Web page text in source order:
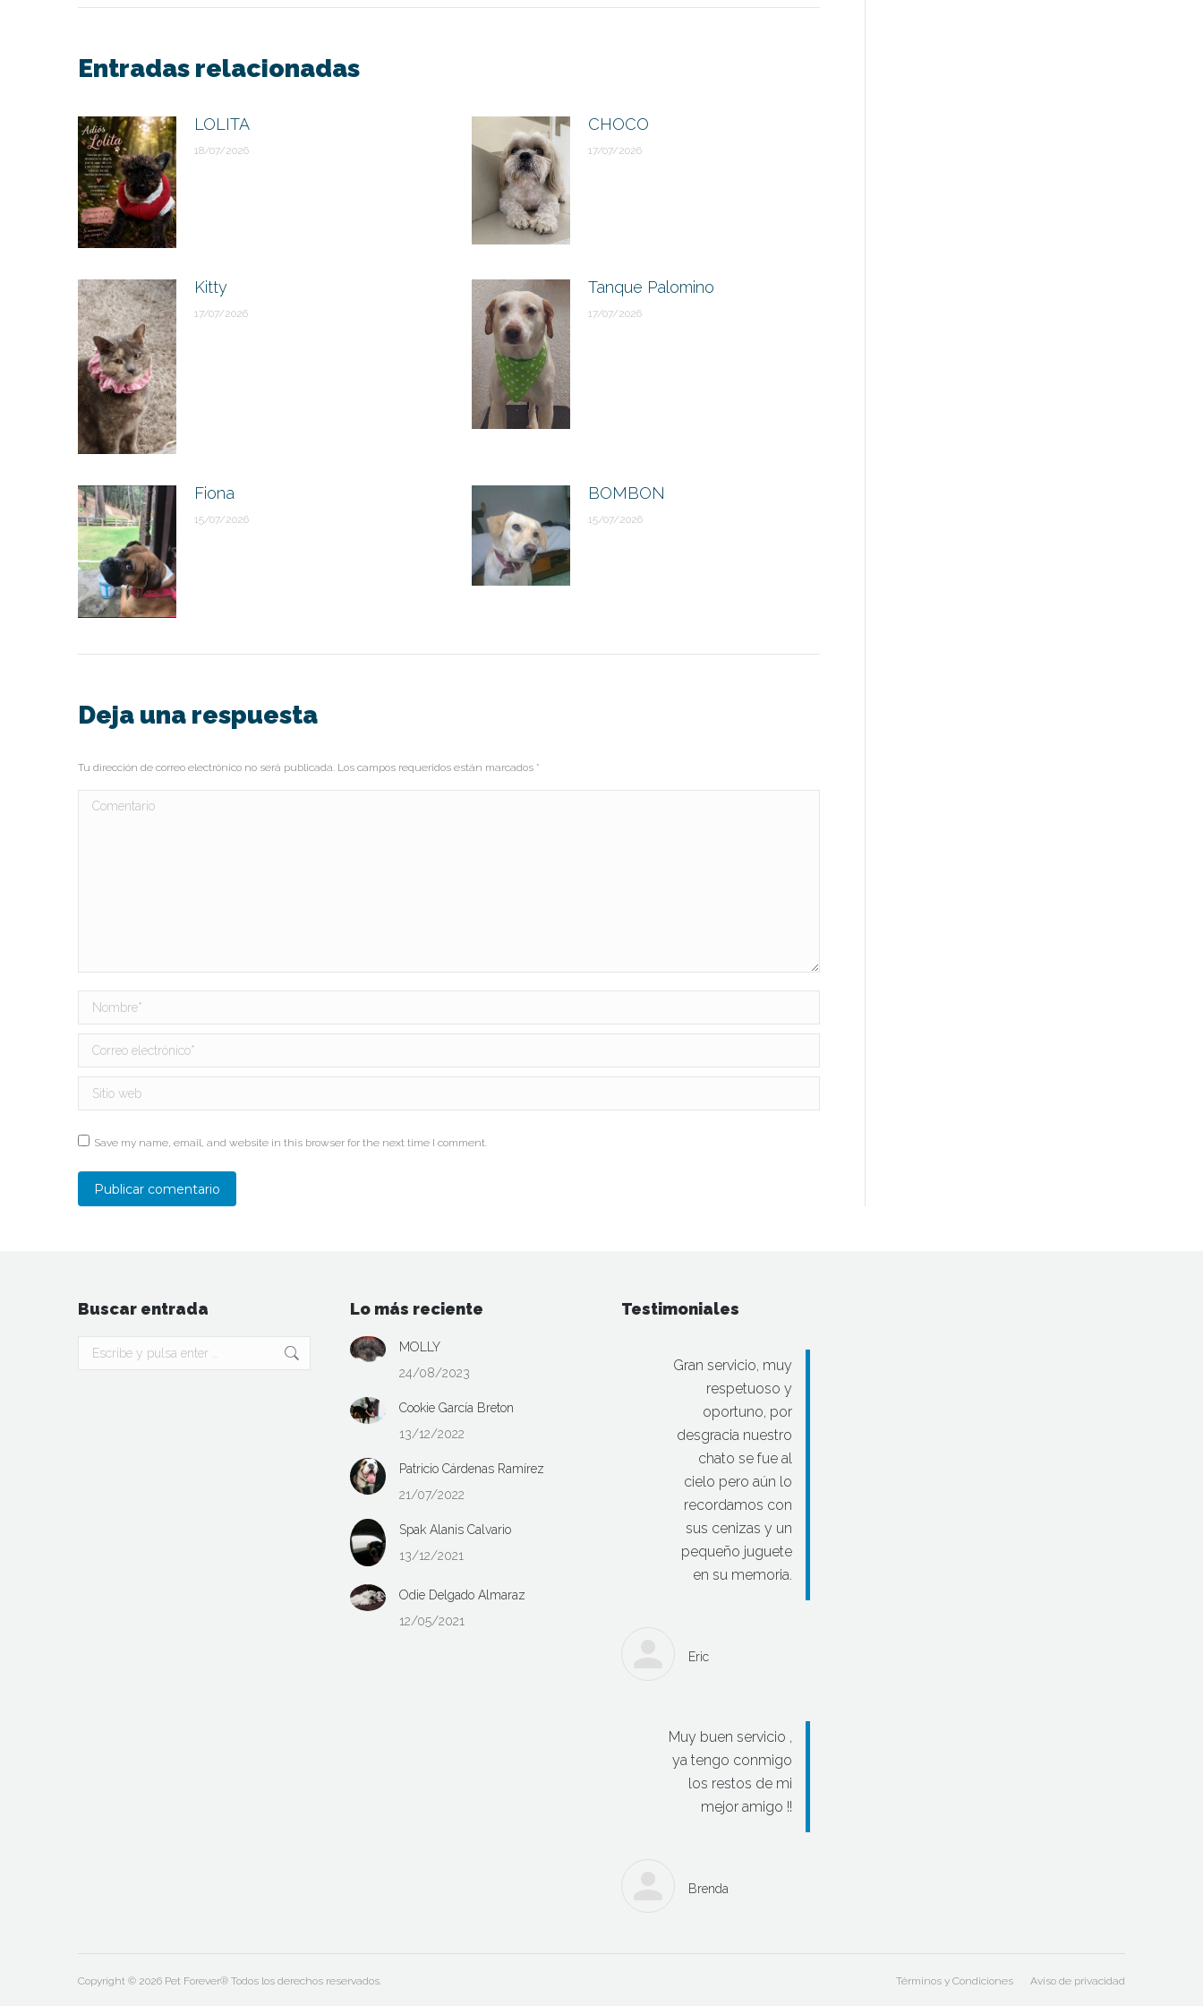
publicaciones
Entradas relacionadas
LOLITA
18/07/2026
CHOCO
17/07/2026
Kitty
17/07/2026
Tanque Palomino
17/07/2026
Fiona
15/07/2026
BOMBON
15/07/2026
Deja una respuesta
Tu dirección de correo electrónico no será publicada. Los campos requeridos están marcados *
Comentario
Nombre *
Correo electrónico *
Sitio web
Save my name, email, and website in this browser for the next time I comment.
Publicar comentario
Buscar entrada
Buscar:
Lo más reciente
MOLLY
24/08/2023
Cookie García Breton
13/12/2022
Patricio Cárdenas Ramírez
21/07/2022
Spak Alanis Calvario
13/12/2021
Odie Delgado Almaraz
12/05/2021
Testimoniales
Gran servicio, muy
respetuoso y
oportuno, por
desgracia nuestro
chato se fue al
cielo pero aún lo
recordamos con
sus cenizas y un
pequeño juguete
en su memoria.
Eric
Muy buen servicio ,
ya tengo conmigo
los restos de mi
mejor amigo !!
Brenda
Copyright © 2026 Pet Forever® Todos los derechos reservados. Términos y Condiciones Aviso de privacidad